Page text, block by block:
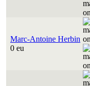
Marc-Antoine Herbin
0 eu